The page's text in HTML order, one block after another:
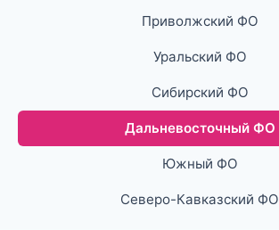
Приволжский ФО
Уральский ФО
Сибирский ФО
Дальневосточный ФО
Южный ФО
Северо-Кавказский ФО